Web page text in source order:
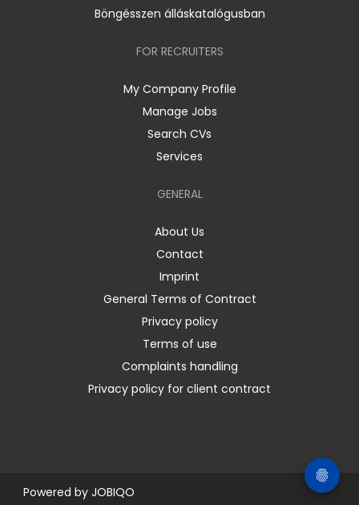
Böngésszen álláskatalógusban
FOR RECRUITERS
My Company Profile
Manage Jobs
Search CVs
Services
GENERAL
About Us
Contact
Imprint
General Terms of Contract
Privacy policy
Terms of use
Complaints handling
Privacy policy for client contract
Powered by JOBIQO